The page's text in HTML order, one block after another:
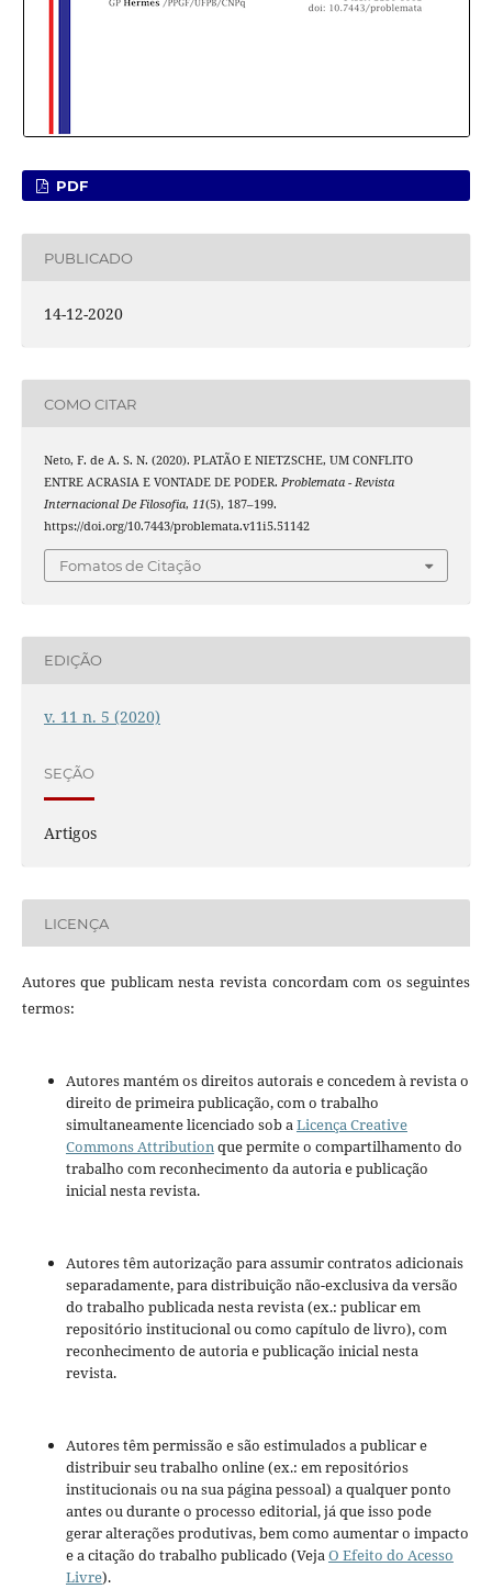
PDF
PUBLICADO
14-12-2020
COMO CITAR
Neto, F. de A. S. N. (2020). PLATÃO E NIETZSCHE, UM CONFLITO
ENTRE ACRASIA E VONTADE DE PODER. Problemata - Revista
Internacional De Filosofia, 11(5), 187–199.
https://doi.org/10.7443/problemata.v11i5.51142
Fomatos de Citação
EDIÇÃO
v. 11 n. 5 (2020)
SEÇÃO
Artigos
LICENÇA
Autores que publicam nesta revista concordam com os seguintes
termos:
Autores mantém os direitos autorais e concedem à revista o
direito de primeira publicação, com o trabalho
simultaneamente licenciado sob aLicença Creative
Commons Attributionque permite o compartilhamento do
trabalho com reconhecimento da autoria e publicação
inicial nesta revista.
Autores têm autorização para assumir contratos adicionais
separadamente, para distribuição não-exclusiva da versão
do trabalho publicada nesta revista (ex.: publicar em
repositório institucional ou como capítulo de livro), com
reconhecimento de autoria e publicação inicial nesta
revista.
Autores têm permissão e são estimulados a publicar e
distribuir seu trabalho online (ex.: em repositórios
institucionais ou na sua página pessoal) a qualquer ponto
antes ou durante o processo editorial, já que isso pode
gerar alterações produtivas, bem como aumentar o impacto
e a citação do trabalho publicado (VejaO Efeito do Acesso
Livre).